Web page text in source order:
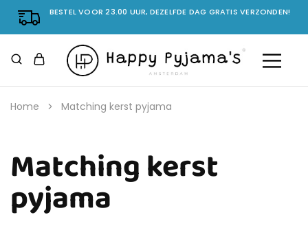
BESTEL VOOR 23.00 UUR, DEZELFDE DAG GRATIS VERZONDEN!
Home Matching kerst pyjama
Matching kerst
pyjama